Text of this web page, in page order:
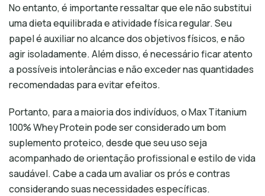
No entanto, é importante ressaltar que ele não substitui
uma dieta equilibrada e atividade física regular. Seu
papel é auxiliar no alcance dos objetivos físicos, e não
agir isoladamente. Além disso, é necessário ficar atento
a possíveis intolerâncias e não exceder nas quantidades
recomendadas para evitar efeitos.
Portanto, para a maioria dos indivíduos, o Max Titanium
100% Whey Protein pode ser considerado um bom
suplemento proteico, desde que seu uso seja
acompanhado de orientação profissional e estilo de vida
saudável. Cabe a cada um avaliar os prós e contras
considerando suas necessidades específicas.